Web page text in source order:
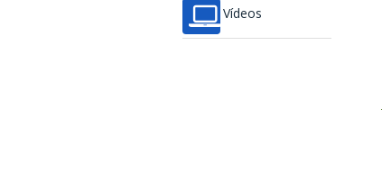
Vídeos